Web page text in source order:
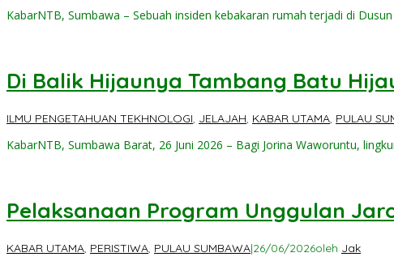
KabarNTB, Sumbawa – Sebuah insiden kebakaran rumah terjadi di
Di Balik Hijaunya Tambang Batu
ILMU PENGETAHUAN TEKHNOLOGI, JELAJAH, KABAR UTAMA, PULAU
KabarNTB, Sumbawa Barat, 26 Juni 2026 – Bagi Jorina Waworuntu,
Pelaksanaan Program Unggulan
KABAR UTAMA, PERISTIWA, PULAU SUMBAWA|26/06/2026oleh Jak